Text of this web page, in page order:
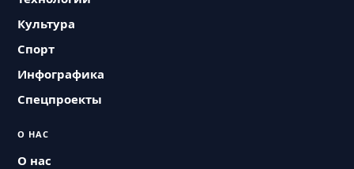
Культура
Спорт
Инфографика
Спецпроекты
О НАС
О нас